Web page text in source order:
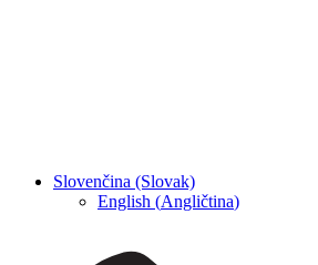
Slovenčina (Slovak)
English (Angličtina)